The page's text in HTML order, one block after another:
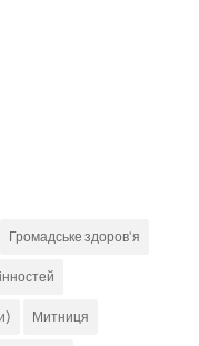
Громадське здоров'я
Митниця